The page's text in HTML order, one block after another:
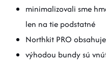
minimalizovali sme
len na tie podstatné
Northkit PRO
výhodou bundy sú